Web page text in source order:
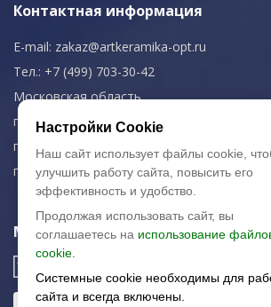
Контактная информация
E-mail: zakaz@artkeramika-opt.ru
Тел.: +7 (499) 703-30-42
Московская область,
г. Красногорск
пн-чт: 09.00-18.00
пт: 09.00-17.00
Мы в соц. сетях
Настройки Cookie
Наш сайт использует файлы cookie,
улучшить работу сайта, повысить его
эффективность и удобство.
Продолжая использовать сайт, вы
соглашаетесь на использование
cookie.
Системные cookie необходимы для
сайта и всегда включены.